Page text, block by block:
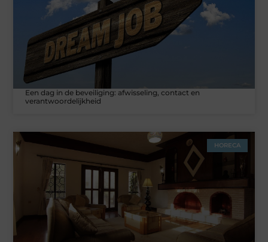
Een dag in de beveiliging: afwisseling, contact en
verantwoordelijkheid
HORECA